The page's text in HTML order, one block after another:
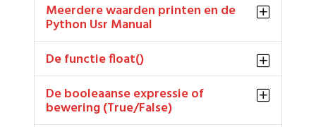
Meerdere waarden printen en de
Python Usr Manual
De functie float()
De booleaanse expressie of
bewering (True/False)